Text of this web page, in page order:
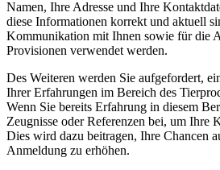
Namen, Ihre ⁤Adresse und Ihre
diese Informationen korrekt und aktuell
Kommunikation mit Ihnen sowie für die
Provisionen verwendet werden.
Des Weiteren⁢ werden Sie aufgefordert,
Ihrer Erfahrungen im Bereich des
Wenn Sie bereits Erfahrung⁤ in‌ diesem
Zeugnisse oder Referenzen bei, um Ihre⁤
Dies wird dazu beitragen, ⁢Ihre Chancen
Anmeldung zu erhöhen.